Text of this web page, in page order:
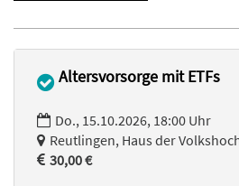
Altersvorsorge mit ETFs
Do., 15.10.2026, 18:00 Uhr
Reutlingen, Haus der
30,00 €